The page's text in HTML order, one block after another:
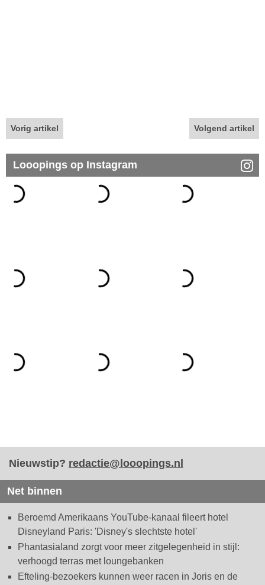
Vorig artikel Volgend artikel
Looopings op Instagram
Nieuwstip? redactie@looopings.nl
Net binnen
Beroemd Amerikaans YouTube-kanaal fileert hotel
Disneyland Paris: 'Disney's slechtste hotel'
Phantasialand zorgt voor meer zitgelegenheid in stijl:
verhoogd terras met loungebanken
Efteling-bezoekers kunnen weer racen in Joris en de